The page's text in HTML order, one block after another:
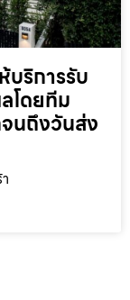
บริการรับ
โดยทีม
นถึงวันส่ง